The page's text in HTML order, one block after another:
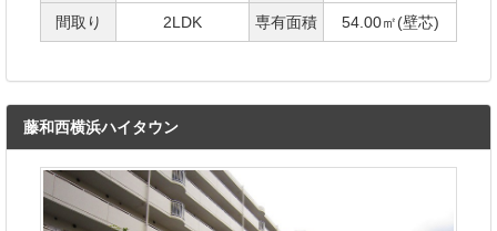
間取り 2LDK 専有面積 54.00㎡(壁芯)
藤和西横浜ハイタウン